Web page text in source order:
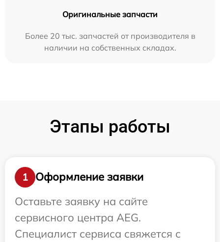
Оригинальные запчасти
Более 20 тыс. запчастей от производителя в
наличии на собственных складах.
Этапы работы
1
Оформление заявки
Оставьте заявку на сайте
сервисного центра AEG.
Специалист сервиса свяжется с